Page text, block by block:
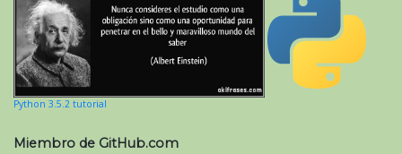
Python 3.5.2 tutorial
Miembro de GitHub.com